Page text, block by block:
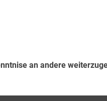
an andere